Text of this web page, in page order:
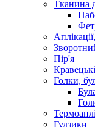
Тканина
Пір'я
Голки,
Гудзики